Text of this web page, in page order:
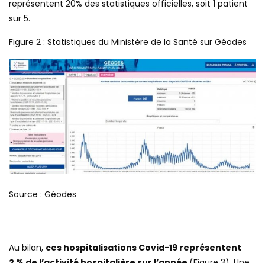
représentent 20% des statistiques officielles, soit 1 patient
sur 5.
Figure 2 : Statistiques du Ministère de la Santé sur Géodes
Source : Géodes
Au bilan, ces hospitalisations Covid-19 représentent